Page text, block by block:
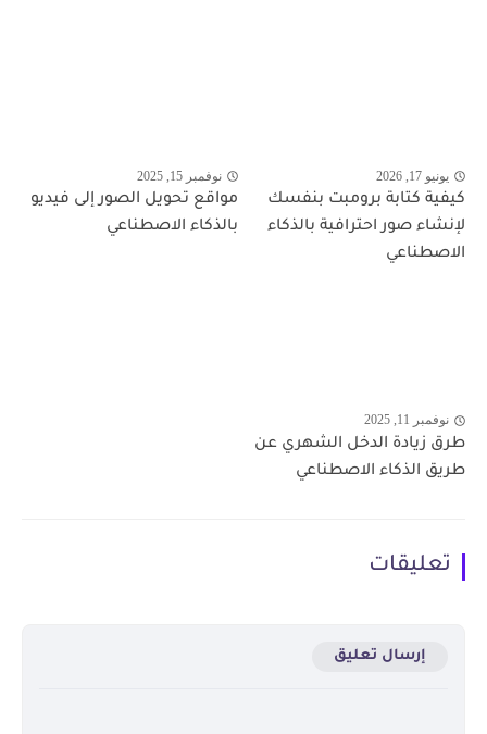
يونيو 17, 2026
كيفية كتابة برومبت بنفسك
لإنشاء صور احترافية بالذكاء
الاصطناعي
نوفمبر 15, 2025
مواقع تحويل الصور إلى فيديو
بالذكاء الاصطناعي
نوفمبر 11, 2025
طرق زيادة الدخل الشهري عن
طريق الذكاء الاصطناعي
تعليقات
إرسال تعليق